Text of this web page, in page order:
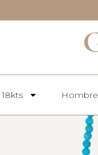
Hombre